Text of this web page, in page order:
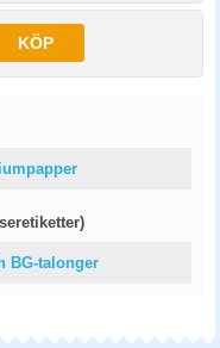
KÖP
BG-talonger